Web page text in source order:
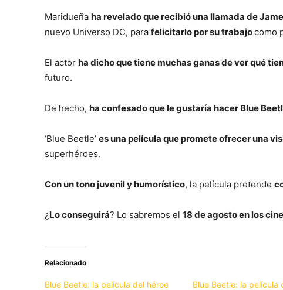
Maridueña ha revelado que recibió una llamada de
nuevo Universo DC, para felicitarlo por su trabajocomo
El actor ha dicho que tiene muchas ganas de ver qué
futuro.
De hecho, ha confesado que le gustaría hacer Blue
‘Blue Beetle’ es una película que promete ofrecer una
superhéroes.
Con un tono juvenil y humorístico, la película pretende
¿ Lo conseguirá? Lo sabremos el 18 de agosto en los
Relacionado
Blue Beetle: la película del héroe
Blue Beetle: la película